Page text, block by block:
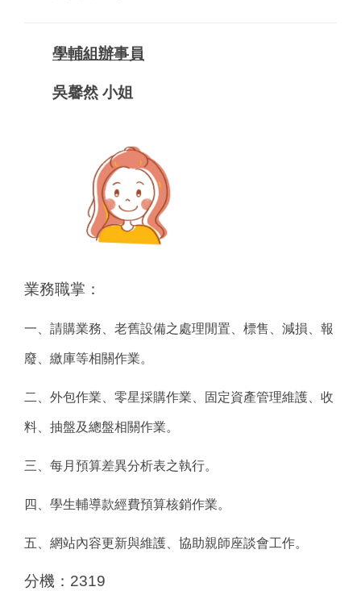
學輔組辦事員
吳馨然 小姐
業務職掌：
一、請購業務、老舊設備之處理閒置、標售、減損、報
廢、繳庫等相關作業。
二、外包作業、零星採購作業、固定資產管理維護、收
料、抽盤及總盤相關作業。
三、每月預算差異分析表之執行。
四、學生輔導款經費預算核銷作業。
五、網站內容更新與維護、協助親師座談會工作。
分機：2319